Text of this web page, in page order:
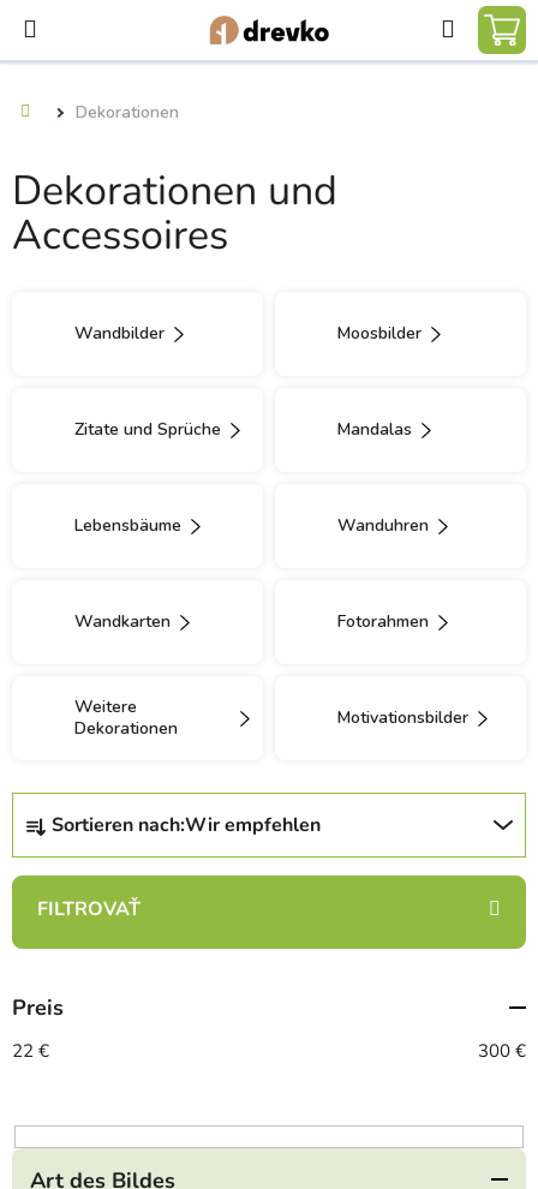
Inhalt
springen
Suchen
Dekorationen
Dekorationen und
Accessoires
Wandbilder Moosbilder
Zitate und Sprüche Mandalas
Lebensbäume Wanduhren
Wandkarten Fotorahmen
Weitere
Dekorationen
Motivationsbilder
P
o
u
t
s
o
t
i
Sortieren nach:Wir empfehlen
Preis
22 € 300 €
Art des Bildes